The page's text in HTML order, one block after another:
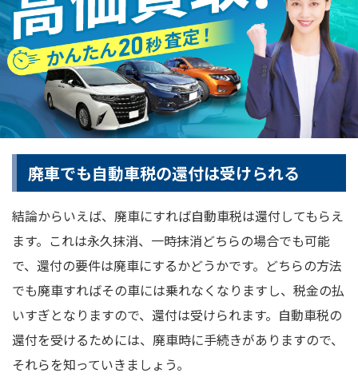
廃車でも自動車税の還付は受けられる
結論からいえば、廃車にすれば自動車税は還付してもらえ
ます。これは永久抹消、一時抹消どちらの場合でも可能
で、還付の要件は廃車にするかどうかです。どちらの方法
でも廃車すればその車には乗れなくなりますし、税金の払
いすぎとなりますので、還付は受けられます。自動車税の
還付を受けるためには、廃車時に手続きがありますので、
それらを知っていきましょう。